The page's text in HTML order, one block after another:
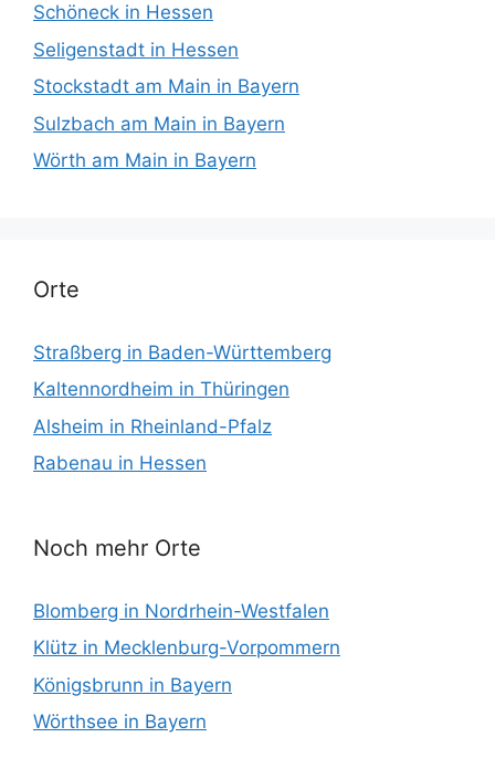
Schöneck in Hessen
Seligenstadt in Hessen
Stockstadt am Main in Bayern
Sulzbach am Main in Bayern
Wörth am Main in Bayern
Orte
Straßberg in Baden-Württemberg
Kaltennordheim in Thüringen
Alsheim in Rheinland-Pfalz
Rabenau in Hessen
Noch mehr Orte
Blomberg in Nordrhein-Westfalen
Klütz in Mecklenburg-Vorpommern
Königsbrunn in Bayern
Wörthsee in Bayern